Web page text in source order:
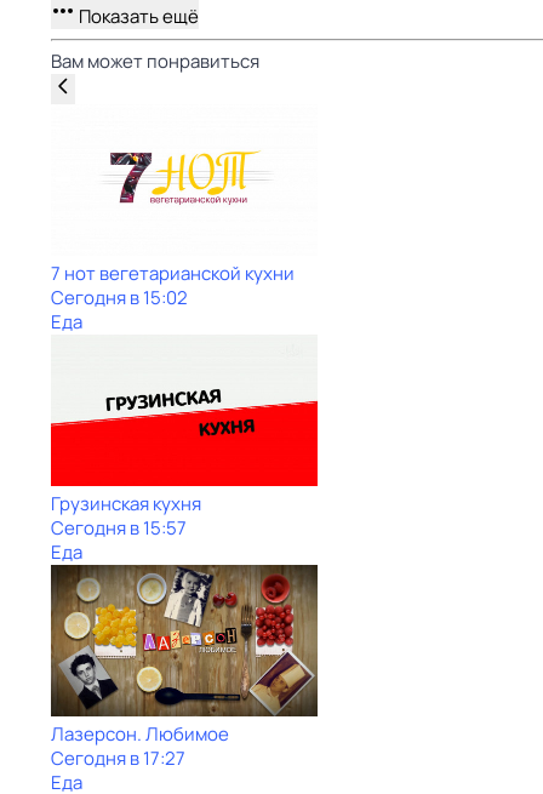
Показать ещё
Вам может понравиться
7 нот вегетарианской кухни
Сегодня в 15:02
Еда
Грузинская кухня
Сегодня в 15:57
Еда
Лазерсон. Любимое
Сегодня в 17:27
Еда